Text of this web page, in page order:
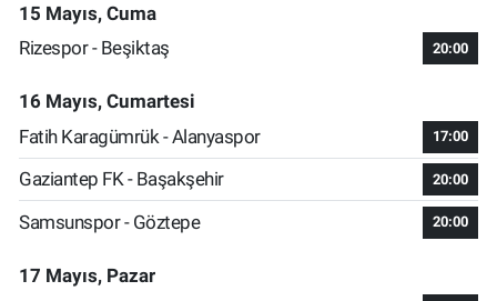
15 Mayıs, Cuma
Rizespor - Beşiktaş
20:00
16 Mayıs, Cumartesi
Fatih Karagümrük - Alanyaspor
17:00
Gaziantep FK - Başakşehir 20:00
Samsunspor - Göztepe 20:00
17 Mayıs, Pazar